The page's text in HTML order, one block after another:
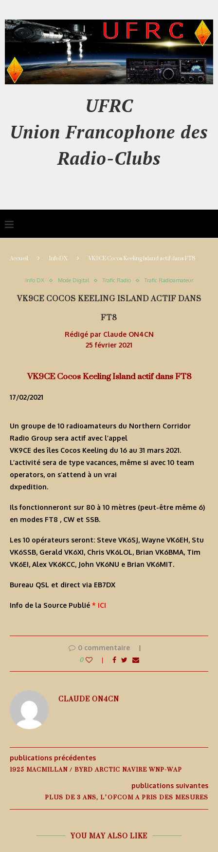
UFRC
Union Francophone des
Radio-Clubs
Accueil Info DX VK9CE Cocos Keeling Island actif dans FT8
Info DX Mode Digital Trafic Radio Trafic Radioamateur
VK9CE COCOS KEELING ISLAND ACTIF DANS
FT8
Rédigé par Claude ON4CN
25 février 2021
VK9CE Cocos Keeling Island actif dans FT8
17/02/2021
Un groupe de 10 radioamateurs du Northern Corridor
Radio Group sera actif avec l’appel
VK9CE des îles Cocos Keeling du 16 au 31 mars 2021.
L’activité sera de type vacances, même si avec 10 team
operators, on s’attend à un vrai
dxpedition.
Ils fonctionneront sur 80 à 10 mètres (peut-être même 6)
en modes FT8 , CW et SSB.
Les 10 opérateurs seront: Steve VK6SJ, Wayne VK6EH, Stu
VK6SSB, Gerald VK6XI, Chris VK6LOL, Brian VK6BMA, Tim
VK6EI, Alex VK6KCC, John VK6NU e Brian VK6MIT.
Bureau QSL et direct via EB7DX
Info de la Source Publié * ICI
0 commentaire
0
CLAUDE ON4CN
publications précédentes
1925 MACMILLAN / BYRD ARCTIC NAVIRE WNP-WAP
publications suivantes
PLUS DE 3 ANS, L’OFCOM A PRIS DES MESURES
YOU MAY ALSO LIKE